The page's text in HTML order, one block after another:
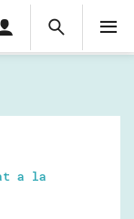
Cerca
privada
a la